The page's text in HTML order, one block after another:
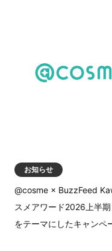
お知らせ
@cosme × BuzzFeed
スメアワード2026上半
をテーマにしたキャンペ